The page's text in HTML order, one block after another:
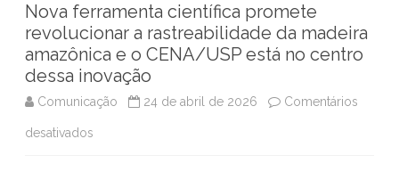
Nova ferramenta científica promete
revolucionar a rastreabilidade da madeira
amazônica e o CENA/USP está no centro
dessa inovação
Comunicação 24 de abril de 2026 Comentários
desativados